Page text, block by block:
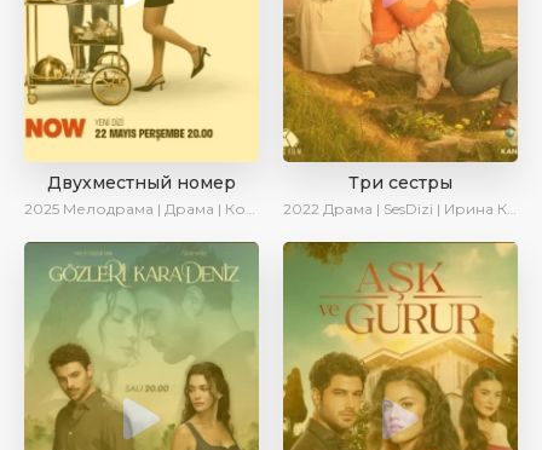
Двухместный номер
2025 Мелодрама | Драма | Комедия | AlisaDirilis | Новинки | Сериалы 2025
Три сестры
2022 Драма | SesDizi | Ирина Котова | AveTurk